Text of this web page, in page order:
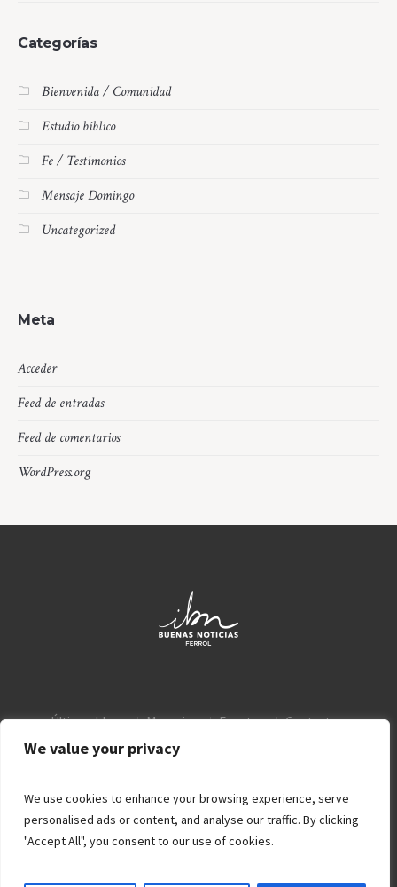
We value your privacy
We use cookies to enhance your browsing experience, serve
personalised ads or content, and analyse our traffic. By clicking
"Accept All", you consent to our use of cookies.
Categorías
Bienvenida / Comunidad
Estudio bíblico
Fe / Testimonios
Mensaje Domingo
Uncategorized
Meta
Acceder
Feed de entradas
Feed de comentarios
WordPress.org
Últimos blogs Mensajes Eventos
Contacto
Aviso Legal